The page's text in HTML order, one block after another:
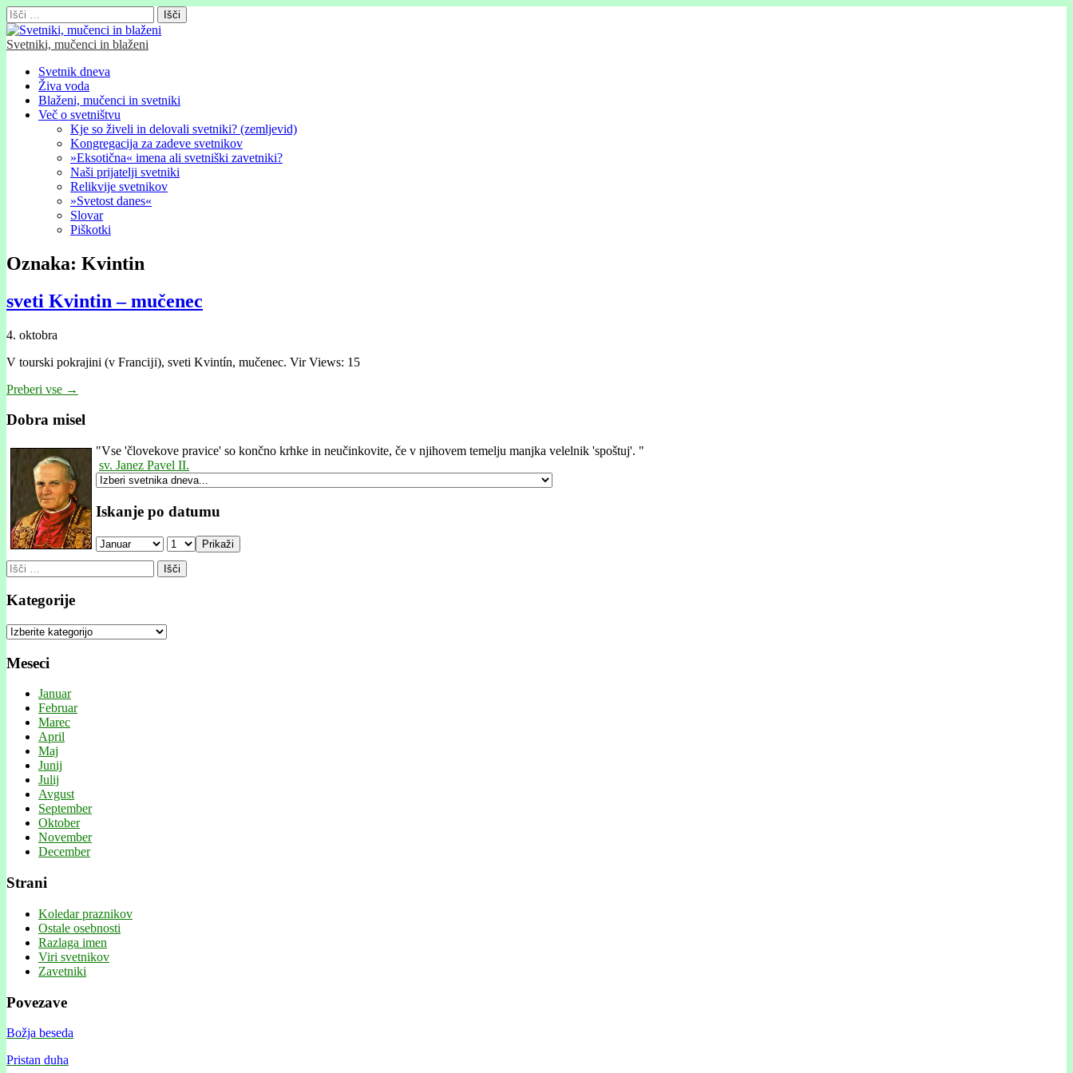
Išči:
Svetniki, mučenci in blaženi
Glavni
meni
Skip
content
Svetnik dneva
Živa voda
Blaženi, mučenci in svetniki
Več o svetništvu
Kje so živeli in delovali svetniki? (zemljevid)
Kongregacija za zadeve svetnikov
»Eksotična« imena ali svetniški zavetniki?
Naši prijatelji svetniki
Relikvije svetnikov
»Svetost danes«
Slovar
Piškotki
Oznaka: Kvintin
sveti Kvintin – mučenec
4. oktobra
V tourski pokrajini (v Francĳi), sveti Kvintín, mučenec. Vir Views: 15
Preberi vse →
Dobra misel
"Vse 'človekove pravice' so končno krhke in neučinkovite, če v njihovem temelju manjka velelnik 'spoštuj'. "
sv. Janez Pavel II.
Iskanje po datumu
Prikaži
Išči:
Kategorije
Kategorije
Meseci
Januar
Februar
Marec
April
Maj
Junij
Julij
Avgust
September
Oktober
November
December
Strani
Koledar praznikov
Ostale osebnosti
Razlaga imen
Viri svetnikov
Zavetniki
Povezave
Božja beseda
Pristan duha